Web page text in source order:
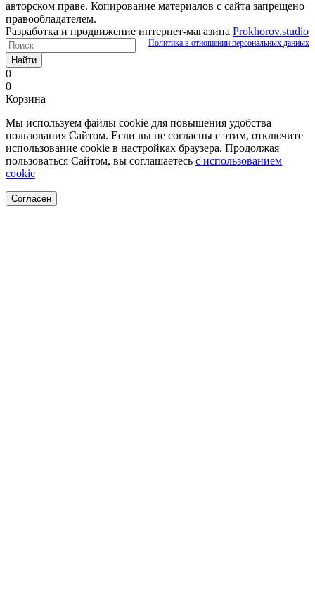
авторском праве. Копирование материалов с сайта запрещено
правообладателем.
Разработка и продвижение интернет-магазина Prokhorov.studio
Политика в отношении персональных данных
Найти
0
0
Корзина
Мы используем файлы cookie для повышения удобства
пользования Сайтом. Если вы не согласны с этим, отключите
использование cookie в настройках браузера. Продолжая
пользоваться Сайтом, вы соглашаетесь с использованием
cookie
Согласен